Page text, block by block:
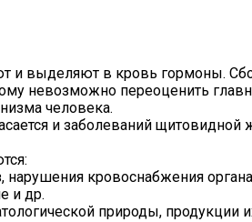
и выделяют в кровь гормоны.
невозможно переоценить
человека.
и заболеваний щитовидной
кровоснабжения
и др.
природы, продукции